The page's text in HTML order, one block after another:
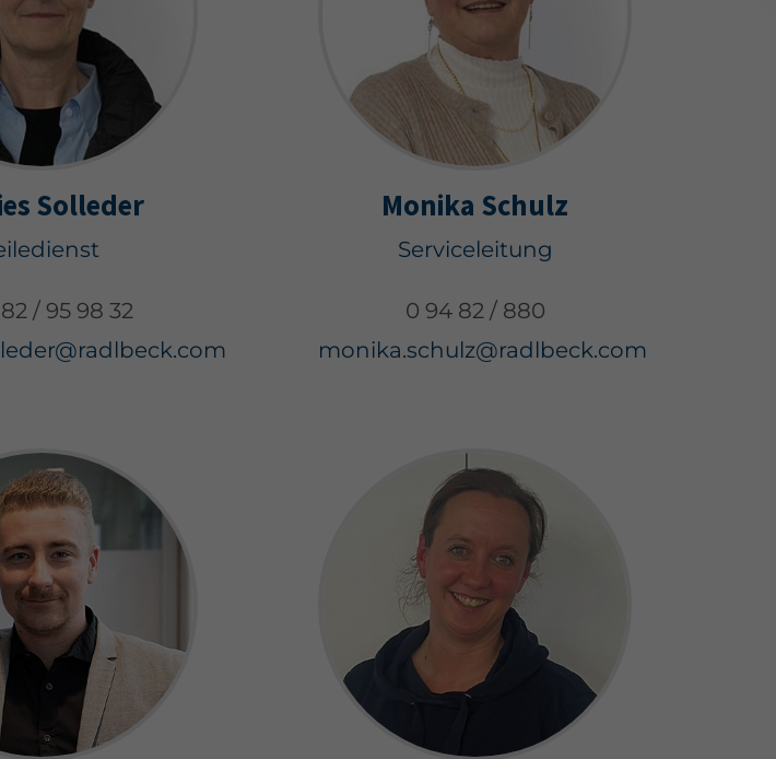
Solleder
/ 95 98 32
Monika Schulz
Serviceleitung
0 94 82 / 880
monika.schulz@radlbeck.com